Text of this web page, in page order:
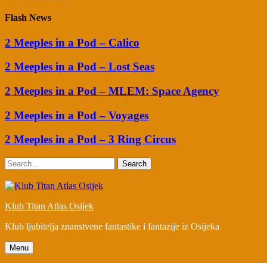
Flash News
2 Meeples in a Pod – Calico
2 Meeples in a Pod – Lost Seas
2 Meeples in a Pod – MLEM: Space Agency
2 Meeples in a Pod – Voyages
2 Meeples in a Pod – 3 Ring Circus
Search
Klub Titan Atlas Osijek
Klub ljubitelja znanstvene fantastike i fantazije iz Osijeka
Menu